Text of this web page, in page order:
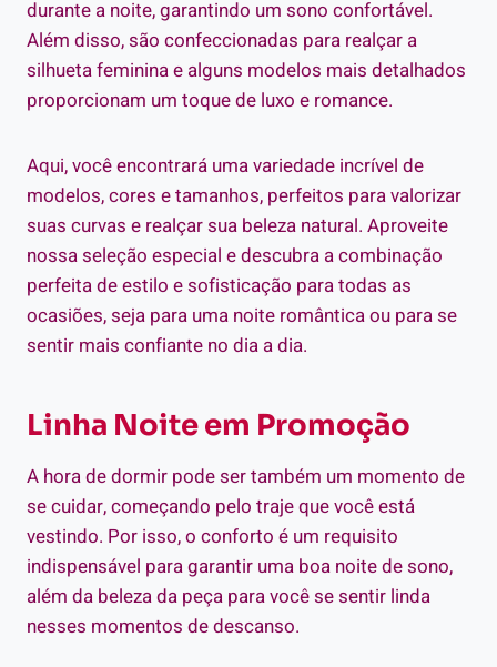
durante a noite, garantindo um sono confortável.
Além disso, são confeccionadas para realçar a
silhueta feminina e alguns modelos mais detalhados
proporcionam um toque de luxo e romance.
Aqui, você encontrará uma variedade incrível de
modelos, cores e tamanhos, perfeitos para valorizar
suas curvas e realçar sua beleza natural. Aproveite
nossa seleção especial e descubra a combinação
perfeita de estilo e sofisticação para todas as
ocasiões, seja para uma noite romântica ou para se
sentir mais confiante no dia a dia.
Linha Noite em Promoção
A hora de dormir pode ser também um momento de
se cuidar, começando pelo traje que você está
vestindo. Por isso, o conforto é um requisito
indispensável para garantir uma boa noite de sono,
além da beleza da peça para você se sentir linda
nesses momentos de descanso.